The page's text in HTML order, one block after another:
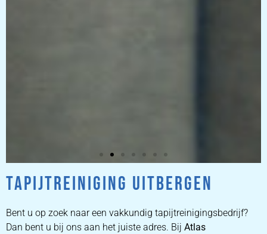
ZETEL
REINIGEN
TAPIJTREINIGING UITBERGEN
Bent u op zoek naar een vakkundig tapijtreinigingsbedrijf?
Dan bent u bij ons aan het juiste adres. Bij Atlas